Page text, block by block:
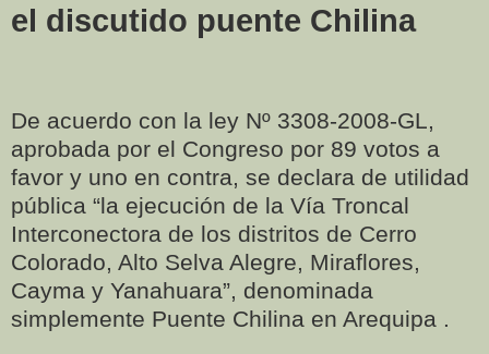
el discutido puente Chilina
De acuerdo con la ley Nº 3308-2008-GL,
aprobada por el Congreso por 89 votos a
favor y uno en contra, se declara de utilidad
pública “la ejecución de la Vía Troncal
Interconectora de los distritos de Cerro
Colorado, Alto Selva Alegre, Miraflores,
Cayma y Yanahuara”, denominada
simplemente Puente Chilina en Arequipa .